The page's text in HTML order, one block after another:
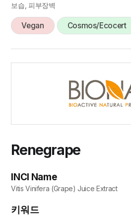
보습, 피부장벽
Vegan Cosmos/Ecocert
Renegrape
INCI Name
Vitis Vinifera (Grape) Juice Extract
키워드